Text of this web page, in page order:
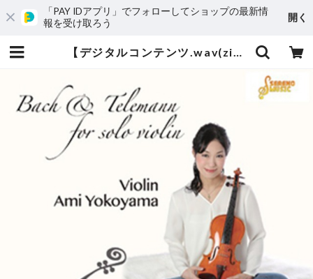
「PAY IDアプリ」でフォローしてショップの最新情
報を受け取ろう
開く
【デジタルコンテンツ.wav(zip)】横山亜美1stアルバム 〜A piacere〜 | Sereno Music セレーノミュージック